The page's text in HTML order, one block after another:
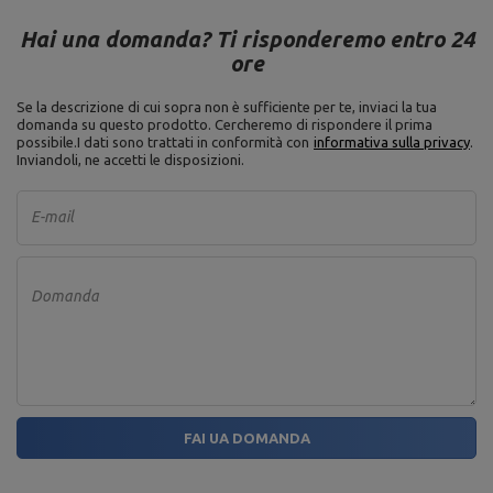
Hai una domanda? Ti risponderemo entro 24
ore
Se la descrizione di cui sopra non è sufficiente per te, inviaci la tua
domanda su questo prodotto. Cercheremo di rispondere il prima
possibile.I dati sono trattati in conformità con informativa sulla privacy.
Inviandoli, ne accetti le disposizioni.
E-mail
Domanda
FAI UA DOMANDA